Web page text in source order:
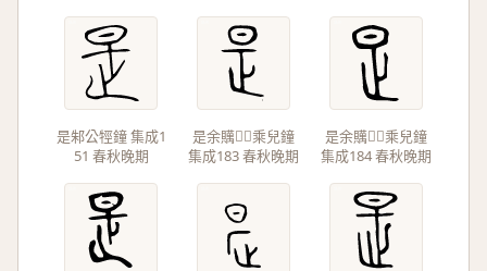
是邾公牼鐘 集成1
51 春秋晚期
是余贎乘兒鐘
集成183 春秋晚期
是余贎乘兒鐘
集成184 春秋晚期